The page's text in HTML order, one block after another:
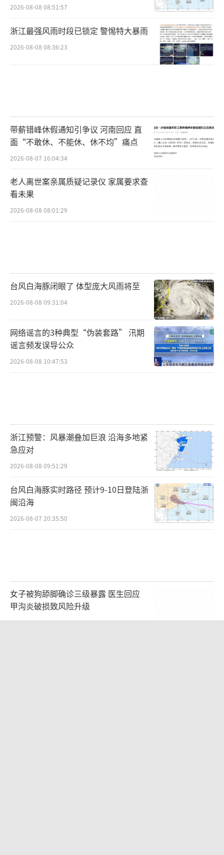
2026-08-08 08:51:57
浙江最强风雨时段已锁定 警惕特大暴雨
2026-08-08 08:36:23
带薪错峰休假通知引争议 河南回应 直
面“不敢休、不能休、休不均”痛点
2026-08-07 16:04:34
老人离世案亲属质疑记录仪 家属要求查
看未果
2026-08-08 08:01:29
台风白海豚闭眼了 体型庞大风雨将至
2026-08-08 09:31:04
网络谣言的3种典型“伪装套路” 汛期
谣言频发误导公众
2026-08-08 10:47:53
浙江预警：风暴潮叠加巨浪 沿海多地紧
急应对
2026-08-08 09:51:29
台风白海豚实时路径 预计9-10日登陆浙
闽沿海
2026-08-07 20:35:50
女子被狗舔脚确诊三级暴露 医生回应
甲沟炎破损致风险升级
2026-08-08 08:17:06